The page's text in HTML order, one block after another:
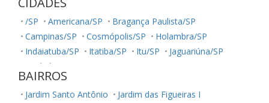
/SP Americana/SP
Bragança Paulista/SP
Campinas/SP
Cosmópolis/SP
Holambra/SP
Indaiatuba/SP
Itatiba/SP Itu/SP
Jaguariúna/SP
Jundiaí/SP
Morungaba/SP
Paulínia/SP
Salto/SP
Santa Bárbara D'Oeste/SP
BAIRROS
Jardim Santo Antônio
Jardim das Figueiras I